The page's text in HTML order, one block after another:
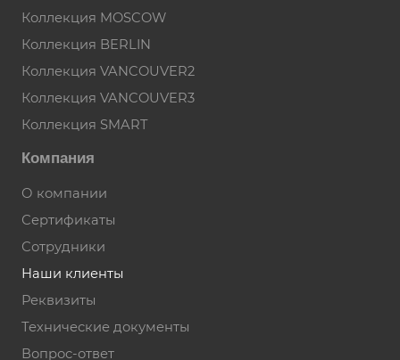
Коллекция MOSCOW
Коллекция BERLIN
Коллекция VANCOUVER2
Коллекция VANCOUVER3
Коллекция SMART
Компания
О компании
Сертификаты
Сотрудники
Наши клиенты
Реквизиты
Технические документы
Вопрос-ответ